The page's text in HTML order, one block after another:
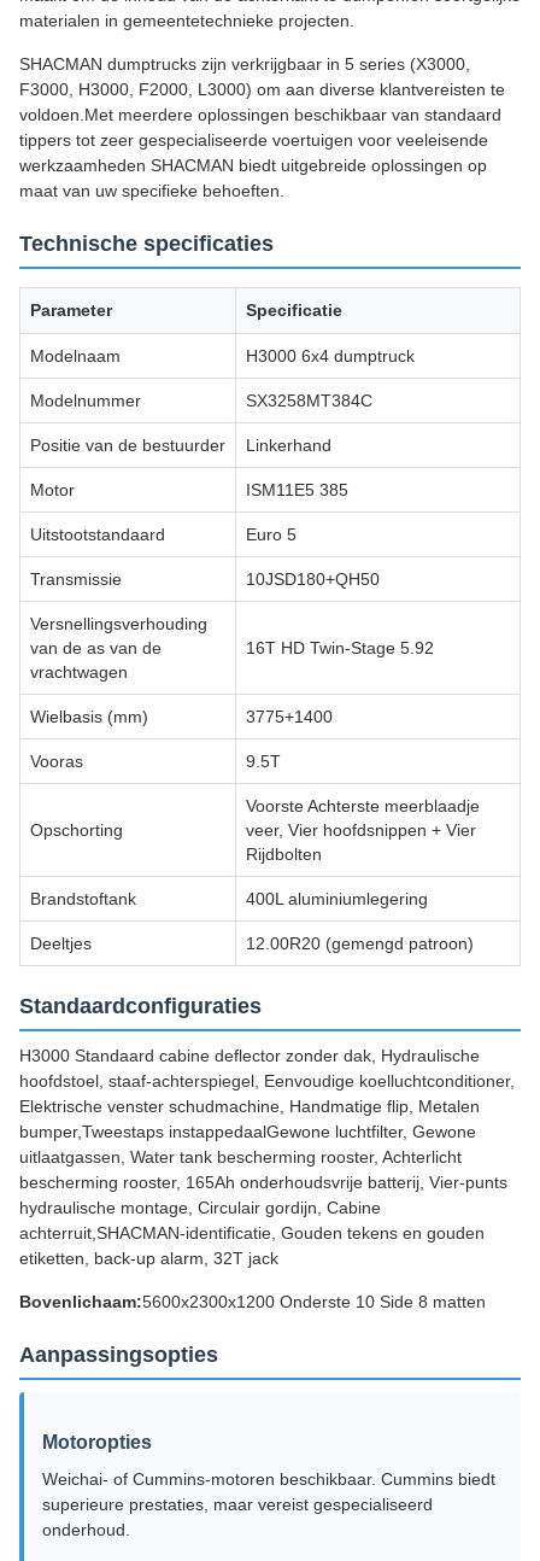
materialen in gemeentetechnieke projecten.
SHACMAN dumptrucks zijn verkrijgbaar in 5 series (X3000,
F3000, H3000, F2000, L3000) om aan diverse klantvereisten te
voldoen.Met meerdere oplossingen beschikbaar van standaard
tippers tot zeer gespecialiseerde voertuigen voor veeleisende
werkzaamheden SHACMAN biedt uitgebreide oplossingen op
maat van uw specifieke behoeften.
Technische specificaties
Parameter Specificatie
Modelnaam H3000 6x4 dumptruck
Modelnummer SX3258MT384C
Positie van de bestuurder Linkerhand
Motor ISM11E5 385
Uitstootstandaard Euro 5
Transmissie 10JSD180+QH50
Versnellingsverhouding
van de as van de
vrachtwagen
16T HD Twin-Stage 5.92
Wielbasis (mm) 3775+1400
Vooras 9.5T
Opschorting
Voorste Achterste meerblaadje
veer, Vier hoofdsnippen + Vier
Rijdbolten
Brandstoftank 400L aluminiumlegering
Deeltjes 12.00R20 (gemengd patroon)
Standaardconfiguraties
H3000 Standaard cabine deflector zonder dak, Hydraulische
hoofdstoel, staaf-achterspiegel, Eenvoudige koelluchtconditioner,
Elektrische venster schudmachine, Handmatige flip, Metalen
bumper,Tweestaps instappedaalGewone luchtfilter, Gewone
uitlaatgassen, Water tank bescherming rooster, Achterlicht
bescherming rooster, 165Ah onderhoudsvrije batterij, Vier-punts
hydraulische montage, Circulair gordijn, Cabine
achterruit,SHACMAN-identificatie, Gouden tekens en gouden
etiketten, back-up alarm, 32T jack
Bovenlichaam:5600x2300x1200 Onderste 10 Side 8 matten
Aanpassingsopties
Motoropties
Weichai- of Cummins-motoren beschikbaar. Cummins biedt
superieure prestaties, maar vereist gespecialiseerd
onderhoud.